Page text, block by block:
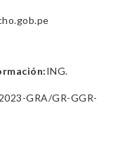
ING.
GRA/GR-GGR-